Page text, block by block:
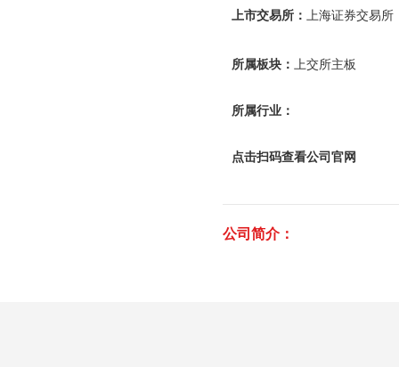
上市交易所： 上海证券交易所
所属板块： 上交所主板
所属行业：
点击扫码查看公司官网
公司简介：